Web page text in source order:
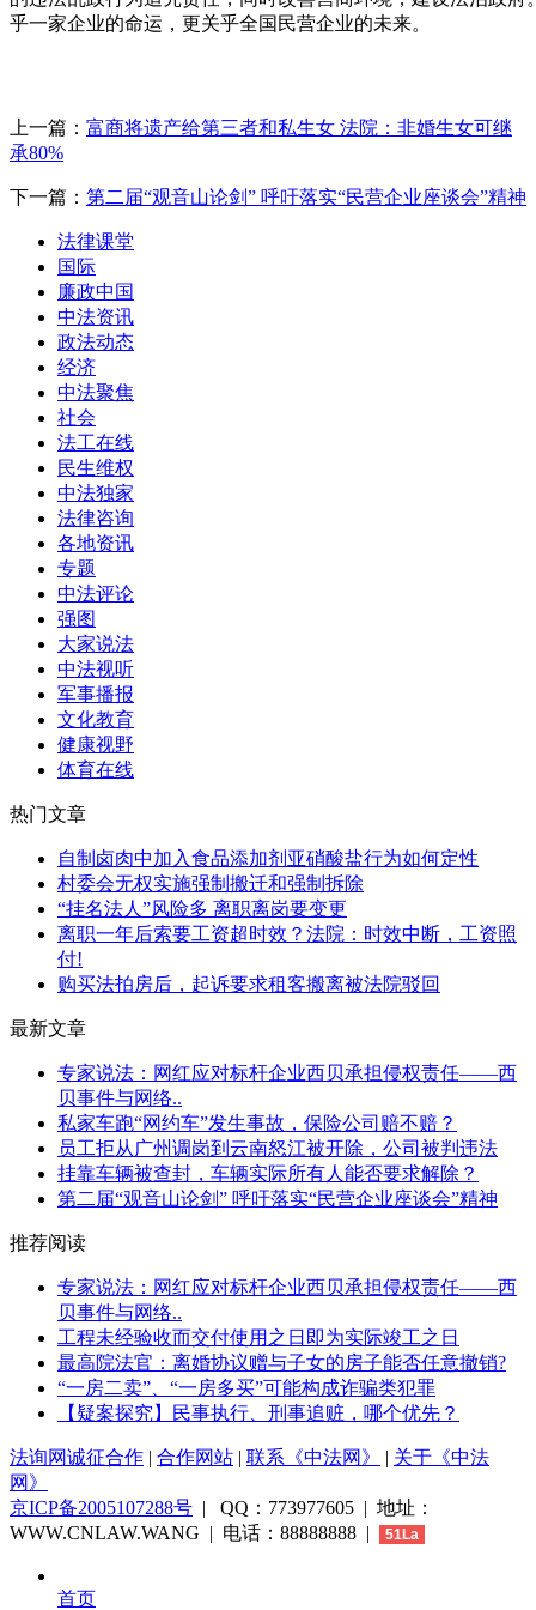
乎一家企业的命运，更关乎全国民营企业的未来。
上一篇： 富商将遗产给第三者和私生女 法院：非婚生女可继
承80%
下一篇： 第二届“观音山论剑” 呼吁落实“民营企业座谈会”精神
法律课堂
国际
廉政中国
中法资讯
政法动态
经济
中法聚焦
社会
法工在线
民生维权
中法独家
法律咨询
各地资讯
专题
中法评论
强图
大家说法
中法视听
军事播报
文化教育
健康视野
体育在线
热门文章
自制卤肉中加入食品添加剂亚硝酸盐行为如何定性
村委会无权实施强制搬迁和强制拆除
“挂名法人”风险多 离职离岗要变更
离职一年后索要工资超时效？法院：时效中断，工资照
付!
购买法拍房后，起诉要求租客搬离被法院驳回
最新文章
专家说法：网红应对标杆企业西贝承担侵权责任——西
贝事件与网络..
私家车跑“网约车”发生事故，保险公司赔不赔？
员工拒从广州调岗到云南怒江被开除，公司被判违法
挂靠车辆被查封，车辆实际所有人能否要求解除？
第二届“观音山论剑” 呼吁落实“民营企业座谈会”精神
推荐阅读
专家说法：网红应对标杆企业西贝承担侵权责任——西
贝事件与网络..
工程未经验收而交付使用之日即为实际竣工之日
最高院法官：离婚协议赠与子女的房子能否任意撤销?
“一房二卖”、“一房多买”可能构成诈骗类犯罪
【疑案探究】民事执行、刑事追赃，哪个优先？
法询网诚征合作 | 合作网站 | 联系《中法网》 | 关于《中法
网》
京ICP备2005107288号 | QQ：773977605 | 地址：
WWW.CNLAW.WANG | 电话：88888888 |
51La
首页